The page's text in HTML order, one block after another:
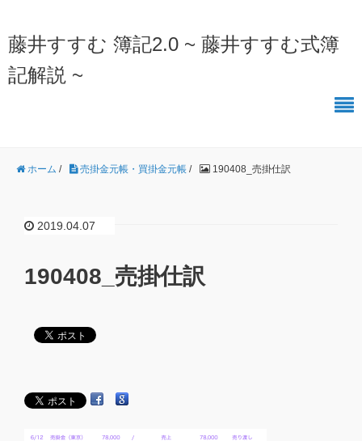
藤井すすむ 簿記2.0 ~ 藤井すすむ式簿
記解説 ~
ホーム / 売掛金元帳・買掛金元帳 / 190408_売掛仕訳
2019.04.07
190408_売掛仕訳